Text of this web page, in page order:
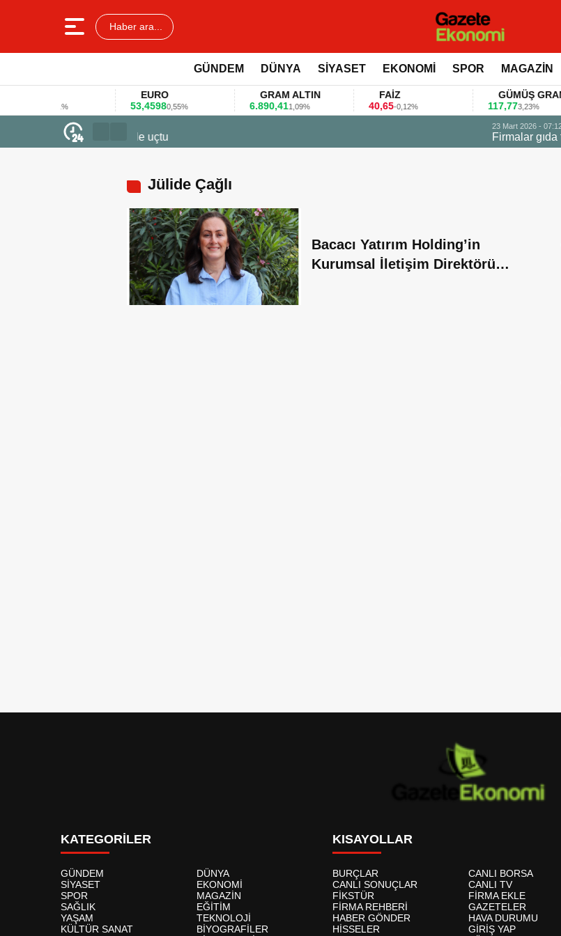
Haber ara...
GÜNDEM DÜNYA SİYASET EKONOMİ SPOR MAGAZİN
EURO
53,45980,55%
GRAM ALTIN
6.890,411,09%
40,65-0,12%
GÜMÜŞ GRAM
117,773,23%
Firmalar gıda fuarlarını bu anket ile değerlendirdi
Jülide Çağlı
Bacacı Yatırım Holding’in
Kurumsal İletişim Direktörü
KATEGORİLER
GÜNDEM
DÜNYA
SİYASET
EKONOMİ
SPOR
MAGAZİN
SAĞLIK
EĞİTİM
YAŞAM
TEKNOLOJİ
KÜLTÜR SANAT
BİYOGRAFİLER
KISAYOLLAR
BURÇLAR
CANLI BORSA
CANLI SONUÇLAR
CANLI TV
FİKSTÜR
FİRMA EKLE
FİRMA REHBERİ
GAZETELER
HABER GÖNDER
HAVA DURUMU
HİSSELER
GİRİŞ YAP